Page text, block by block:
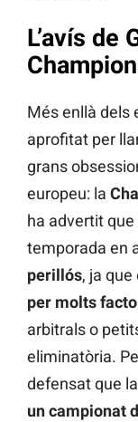
L’avís de
Més enllà dels
aprofitat per
grans
europeu: la
ha advertit que
temporada en
perillós, ja que
per molts
arbitrals o
eliminatòria.
defensat que la
un campionat